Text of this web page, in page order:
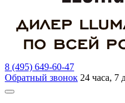
8 (495) 649-60-47
Обратный звонок 24 часа, 7